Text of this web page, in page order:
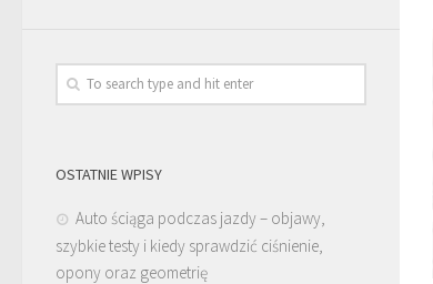
OSTATNIE WPISY
Auto ściąga podczas jazdy – objawy,
szybkie testy i kiedy sprawdzić ciśnienie,
opony oraz geometrię